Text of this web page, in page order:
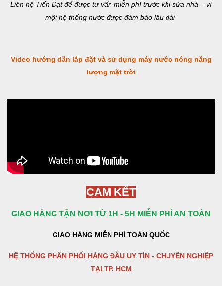
Liên hệ Tiến Đạt để được tư vấn miễn phí trước khi sửa nhà – vì
một hệ thống nước được đảm bảo lâu dài
Video hướng dẫn lắp đặt và sử dụng máy nước nóng năng
lượng mặt trời
CAM KẾT
GIAO HÀNG TẬN NƠI TỪ 1H - 5H MIỄN PHÍ AN TOÀN
GIAO HÀNG MIỄN PHÍ TOÀN QUỐC
HỆ THỐNG PHÂN PHỐI HÀNG ĐẦU UY TÍN - CHUYÊN NGHIỆP
TẠI TP. HCM